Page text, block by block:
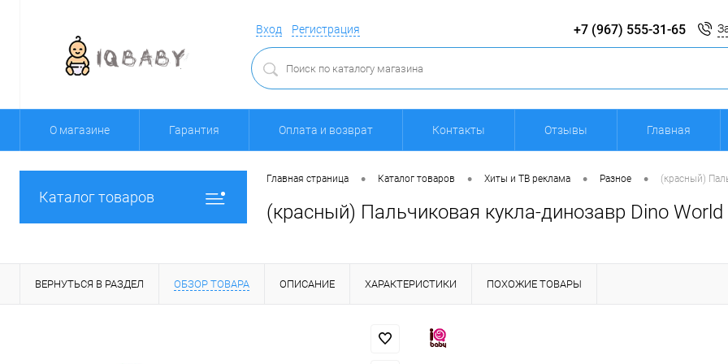
Вход Регистрация +7 (967) 555-31-65
О магазине Гарантия Оплата и возврат Контакты Отзывы Главная
Каталог товаров
Главная страница • Каталог товаров • Хиты и ТВ реклама • Разное • (красный)
(красный) Пальчиковая кукла-динозавр Dino World
ВЕРНУТЬСЯ В РАЗДЕЛ ОБЗОР ТОВАРА ОПИСАНИЕ ХАРАКТЕРИСТИКИ ПОХОЖИЕ ТОВАРЫ